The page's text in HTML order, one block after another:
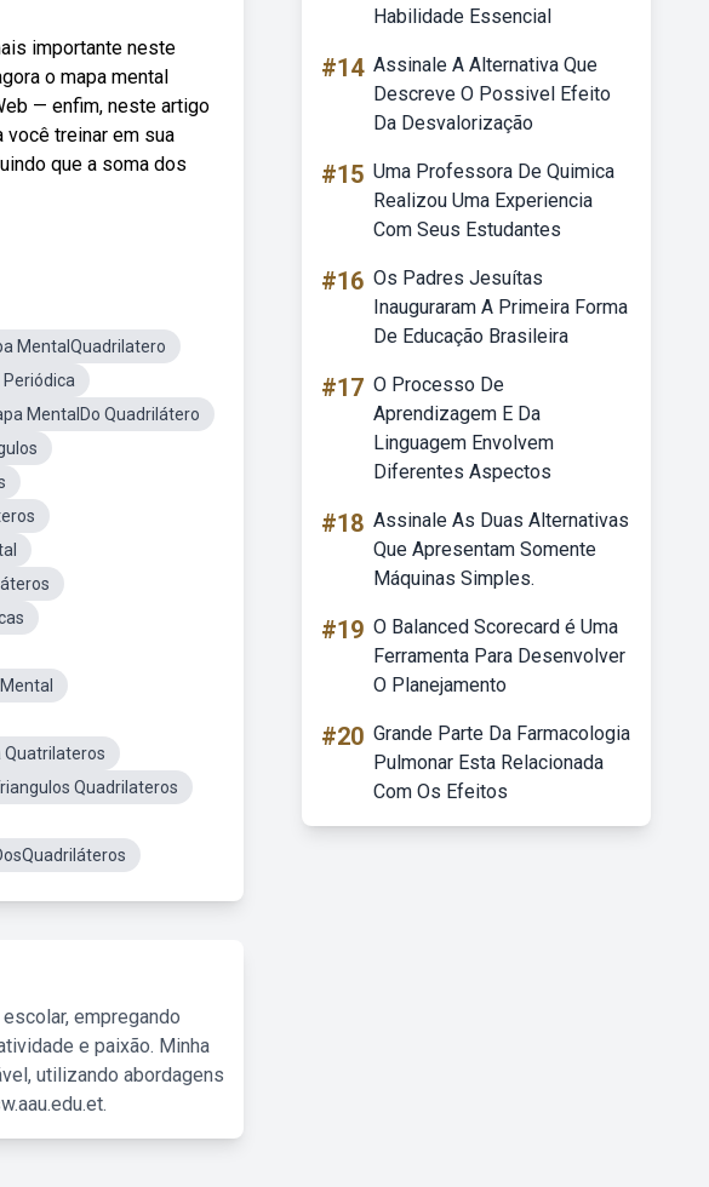
importante neste
o mapa mental
— enfim, neste artigo
treinar em sua
que a soma dos
MentalQuadrilatero
MentalDo Quadrilátero
Quatrilateros
Quadrilateros
empregando
e paixão. Minha
utilizando abordagens
Habilidade Essencial
#14 Assinale A Alternativa Que
Descreve O Possivel Efeito
Da Desvalorização
#15 Uma Professora De Quimica
Realizou Uma Experiencia
Com Seus Estudantes
#16 Os Padres Jesuítas
Inauguraram A Primeira Forma
De Educação Brasileira
#17 O Processo De
Aprendizagem E Da
Linguagem Envolvem
Diferentes Aspectos
#18 Assinale As Duas Alternativas
Que Apresentam Somente
Máquinas Simples.
#19 O Balanced Scorecard é Uma
Ferramenta Para Desenvolver
O Planejamento
#20 Grande Parte Da Farmacologia
Pulmonar Esta Relacionada
Com Os Efeitos